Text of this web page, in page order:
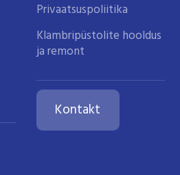
Privaatsuspoliitika
Klambripüstolite hooldus
ja remont
Kontakt